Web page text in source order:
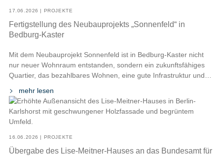
gefeiert. Musikalisch begleitet wurde die Veranstaltung von der
[…]
17.06.2026 | PROJEKTE
Fertigstellung des Neubauprojekts „Sonnenfeld“ in
Bedburg-Kaster
Mit dem Neubauprojekt Sonnenfeld ist in Bedburg-Kaster nicht
nur neuer Wohnraum entstanden, sondern ein zukunftsfähiges
Quartier, das bezahlbares Wohnen, eine gute Infrastruktur und
umfasst insgesamt 138 barrierefreie Wohnungen in elf
Wohnhäusern und zählt zu den größten Neubauvorhaben der
GWG Wohnungsgesellschaft MbH Rhein-Erft. Die Wohnungen
mehr lesen
16.06.2026 | PROJEKTE
Übergabe des Lise-Meitner-Hauses an das Bundesamt für